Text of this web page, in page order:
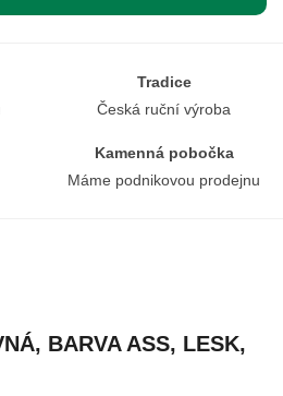
Tradice
Česká ruční výroba
Kamenná pobočka
Máme podnikovou prodejnu
BARVA ASS, LESK,